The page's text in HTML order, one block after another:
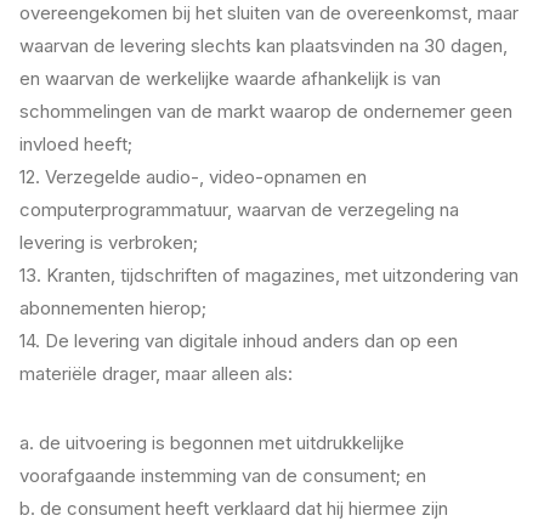
overeengekomen bij het sluiten van de overeenkomst, maar
waarvan de levering slechts kan plaatsvinden na 30 dagen,
en waarvan de werkelijke waarde afhankelijk is van
schommelingen van de markt waarop de ondernemer geen
invloed heeft;
12. Verzegelde audio-, video-opnamen en
computerprogrammatuur, waarvan de verzegeling na
levering is verbroken;
13. Kranten, tijdschriften of magazines, met uitzondering van
abonnementen hierop;
14. De levering van digitale inhoud anders dan op een
materiële drager, maar alleen als:
a. de uitvoering is begonnen met uitdrukkelijke
voorafgaande instemming van de consument; en
b. de consument heeft verklaard dat hij hiermee zijn